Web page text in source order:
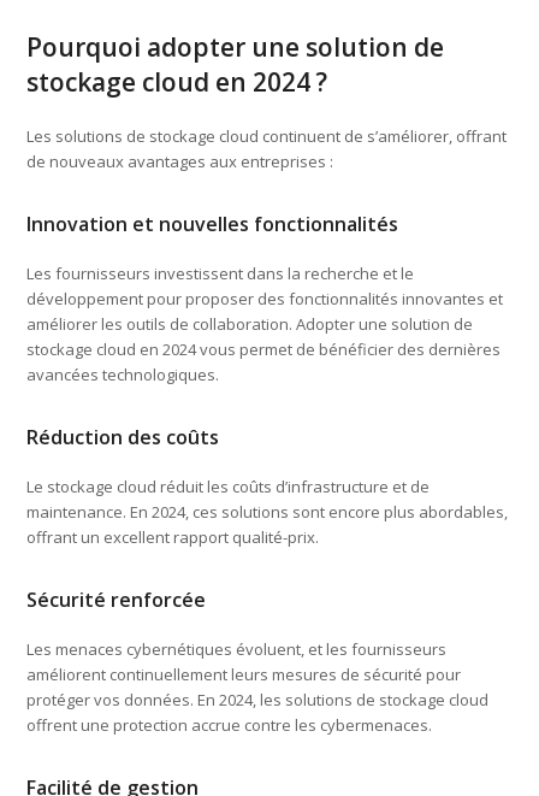
Pourquoi adopter une solution de
stockage cloud en 2024 ?
Les solutions de stockage cloud continuent de s’améliorer, offrant
de nouveaux avantages aux entreprises :
Innovation et nouvelles fonctionnalités
Les fournisseurs investissent dans la recherche et le
développement pour proposer des fonctionnalités innovantes et
améliorer les outils de collaboration. Adopter une solution de
stockage cloud en 2024 vous permet de bénéficier des dernières
avancées technologiques.
Réduction des coûts
Le stockage cloud réduit les coûts d’infrastructure et de
maintenance. En 2024, ces solutions sont encore plus abordables,
offrant un excellent rapport qualité-prix.
Sécurité renforcée
Les menaces cybernétiques évoluent, et les fournisseurs
améliorent continuellement leurs mesures de sécurité pour
protéger vos données. En 2024, les solutions de stockage cloud
offrent une protection accrue contre les cybermenaces.
Facilité de gestion